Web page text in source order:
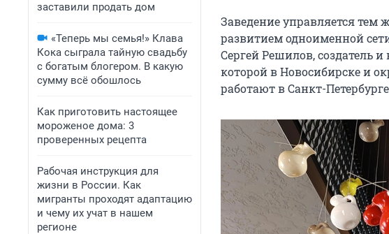
заставили продать дом
«Теперь мы семья!» Клава
Кока сыграла тайную свадьбу
с богатым блогером. В какую
сумму всё обошлось
Как приготовить настоящее
мороженое дома: 3
проверенных рецепта
Рабочая инструкция для
жизни в России. Как
мигранты проходят адаптацию
и чему их учат в нашем
регионе
Заведение управляется тем
развитием одноименной
Сергей Решилов, создатель
которой в Новосибирске и
работают в Санкт-